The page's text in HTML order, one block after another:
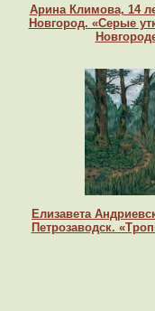
Арина Климова, 14
Новгород. «Серые
Елизавета
Петрозаводск.